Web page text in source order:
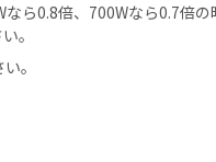
ら0.8倍、700Wなら0.7倍
。
。